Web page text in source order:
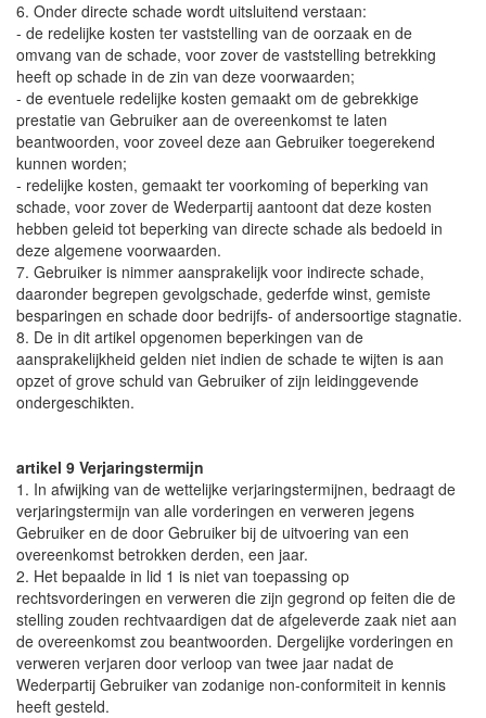
6. Onder directe schade wordt uitsluitend verstaan:
- de redelijke kosten ter vaststelling van de oorzaak en de
omvang van de schade, voor zover de vaststelling betrekking
heeft op schade in de zin van deze voorwaarden;
- de eventuele redelijke kosten gemaakt om de gebrekkige
prestatie van Gebruiker aan de overeenkomst te laten
beantwoorden, voor zoveel deze aan Gebruiker toegerekend
kunnen worden;
- redelijke kosten, gemaakt ter voorkoming of beperking van
schade, voor zover de Wederpartij aantoont dat deze kosten
hebben geleid tot beperking van directe schade als bedoeld in
deze algemene voorwaarden.
7. Gebruiker is nimmer aansprakelijk voor indirecte schade,
daaronder begrepen gevolgschade, gederfde winst, gemiste
besparingen en schade door bedrijfs- of andersoortige stagnatie.
8. De in dit artikel opgenomen beperkingen van de
aansprakelijkheid gelden niet indien de schade te wijten is aan
opzet of grove schuld van Gebruiker of zijn leidinggevende
ondergeschikten.
artikel 9 Verjaringstermijn
1. In afwijking van de wettelijke verjaringstermijnen, bedraagt de
verjaringstermijn van alle vorderingen en verweren jegens
Gebruiker en de door Gebruiker bij de uitvoering van een
overeenkomst betrokken derden, een jaar.
2. Het bepaalde in lid 1 is niet van toepassing op
rechtsvorderingen en verweren die zijn gegrond op feiten die de
stelling zouden rechtvaardigen dat de afgeleverde zaak niet aan
de overeenkomst zou beantwoorden. Dergelijke vorderingen en
verweren verjaren door verloop van twee jaar nadat de
Wederpartij Gebruiker van zodanige non-conformiteit in kennis
heeft gesteld.